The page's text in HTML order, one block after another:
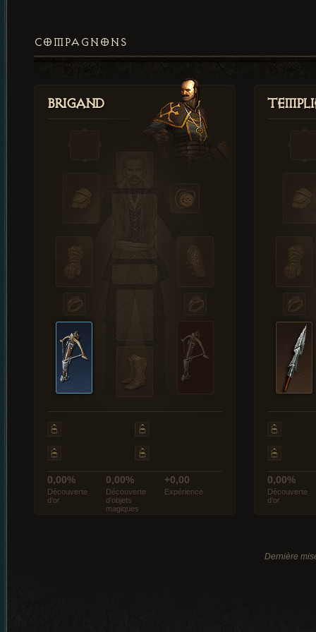
COMPAGNONS
Brigand
0,00%
Découverte
d’or
0,00%
Découverte
d’objets
magiques
+0,00
Expérience
0,00%
Découverte
d’or
Dernière